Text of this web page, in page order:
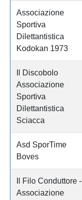
Associazione
Sportiva
Dilettantistica
Kodokan 1973
Il Discobolo
Associazione
Sportiva
Dilettantistica
Sciacca
Asd SporTime
Boves
Il Filo Conduttore -
Associazione